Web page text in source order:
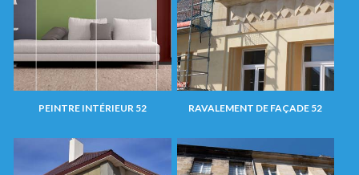
PEINTRE INTÉRIEUR 52 RAVALEMENT DE FAÇADE 52